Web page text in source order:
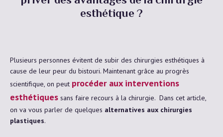
esthétique ?
Plusieurs personnes évitent de subir des chirurgies esthétiques à
cause de leur peur du bistouri. Maintenant grâce au progrès
scientifique, on peut procéder aux interventions
esthétiques sans faire recours à la chirurgie. Dans cet article,
on va vous parler de quelques alternatives aux chirurgies
plastiques.